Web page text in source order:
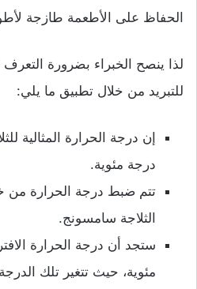
الحفاظ على الأطعمة طازجة
لذا ينصح الخبراء بضرورة
للتبريد من خلال تطبيق ما يلي:
درجة مئوية.
تتم ضبط درجة الحرارة من
الثلاجة سامسونج.
مئوية، حيث تتغير تلك